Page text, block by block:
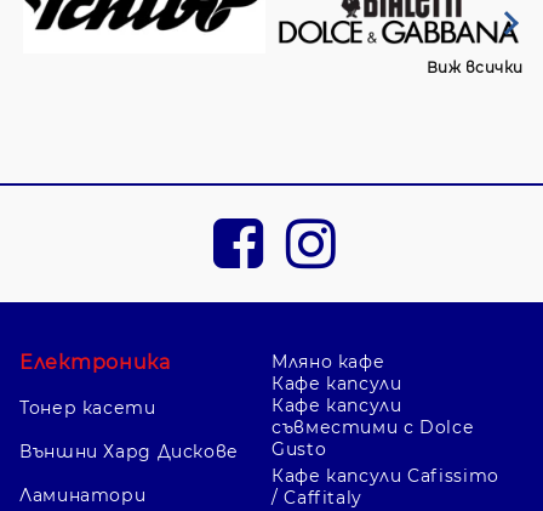
Виж всички
Електроника
Тонер касети
Външни Хард Дискове
Ламинатори
Мляно кафе
Кафе капсули
Кафе капсули
съвместими с Dolce
Gusto
Кафе капсули Cafissimo
/ Caffitaly